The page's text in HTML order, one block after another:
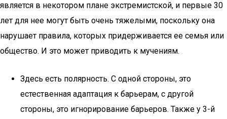
является в некотором плане экстремистской, и первые 30
лет для нее могут быть очень тяжелыми, поскольку она
нарушает правила, которых придерживается ее семья или
общество. И это может приводить к мучениям.
Здесь есть полярность. С одной стороны, это
естественная адаптация к барьерам, с другой
стороны, это игнорирование барьеров. Также у 3-й